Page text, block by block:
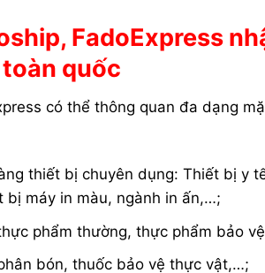
FadoExpress
quốc
có thể thông quan đa dạng
thiết bị chuyên dụng: Thiết bị y
bị máy in màu, ngành in ấn,…;
phẩm thường, thực phẩm bảo
bón, thuốc bảo vệ thực vật,…;